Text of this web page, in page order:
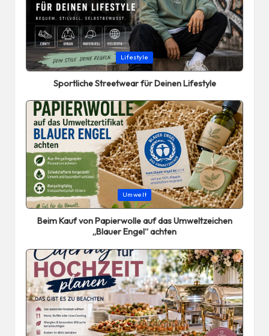
Posted
in
Lifestyle
Sportliche Streetwear für Deinen Lifestyle
Posted
in
Umwelt
Beim Kauf von Papierwolle auf das Umweltzeichen
„Blauer Engel“ achten